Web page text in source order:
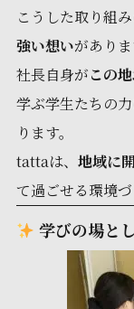
こうした取り組
強い想いがありま
社長自身がこの
学ぶ学生たちの
ります。
tattaは、 地域に
て過ごせる環境づ
学びの場と